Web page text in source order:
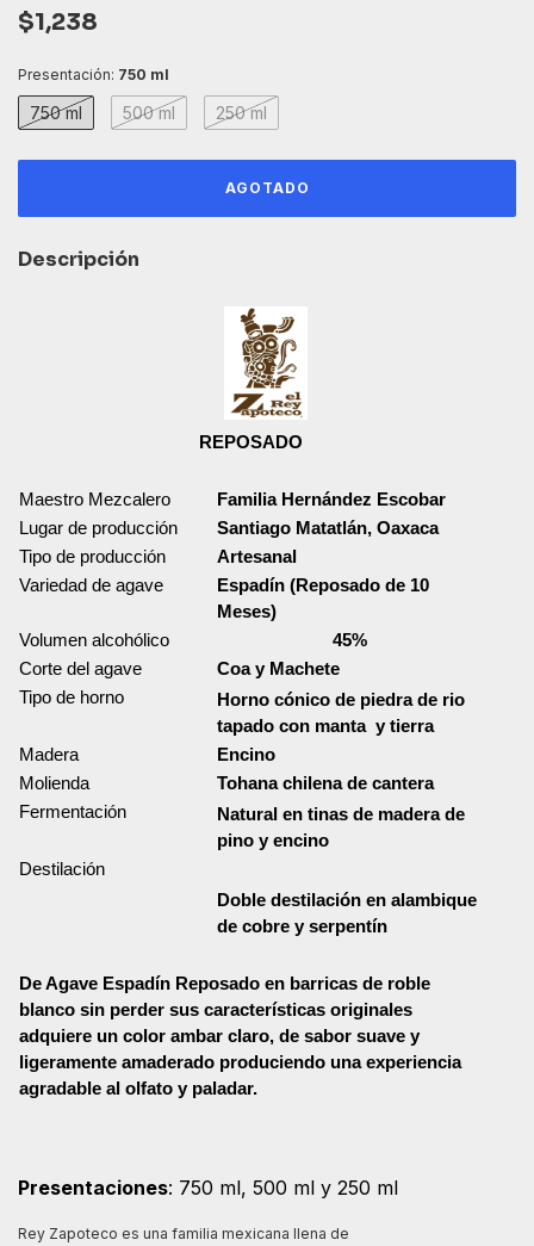
$1,238
Presentación: 750 ml
750 ml 500 ml 250 ml
Descripción
REPOSADO
Maestro Mezcalero
Familia Hernández Escobar
Lugar de producción
Santiago Matatlán, Oaxaca
Tipo de producción
Artesanal
Variedad de agave
Espadín (Reposado de 10
Meses)
Volumen alcohólico
45%
Corte del agave
Coa y Machete
Tipo de horno
Horno cónico de piedra de rio
tapado con manta y tierra
Madera
Encino
Molienda
Tohana chilena de cantera
Fermentación
Natural en tinas de madera de
pino y encino
Destilación
Doble destilación en alambique
de cobre y serpentín
De Agave Espadín Reposado en barricas de roble
blanco sin perder sus características originales
adquiere un color ambar claro, de sabor suave y
ligeramente amaderado produciendo una experiencia
agradable al olfato y paladar.
Presentaciones: 750 ml, 500 ml y 250 ml
Rey Zapoteco es una familia mexicana llena de